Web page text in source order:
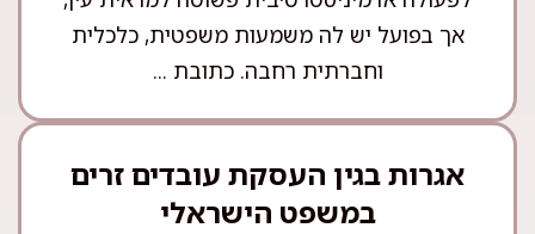
אך בפועל יש לה משמעות משפטית, כלכלית
וחברתית רחבה. כתובת ...
אגרות בגין העסקת עובדים זרים
במשפט הישראלי